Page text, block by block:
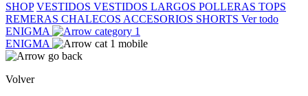
SHOP VESTIDOS VESTIDOS LARGOS POLLERAS TOPS
REMERAS CHALECOS ACCESORIOS SHORTS Ver todo
ENIGMA
ENIGMA
Volver